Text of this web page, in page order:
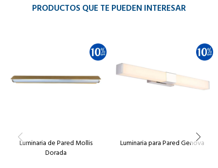
PRODUCTOS QUE TE PUEDEN INTERESAR
Luminaria de Pared Mollis
Dorada
Luminaria para Pared Genova